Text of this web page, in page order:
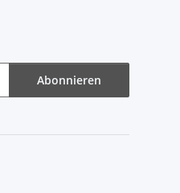
Abonnieren